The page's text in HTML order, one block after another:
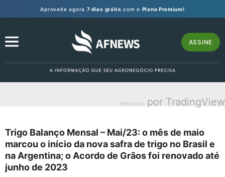
Aproveite agora 7 dias grátis com o Plano Premium!
ASSINE
Mercados por TradingView
Trigo Balanço Mensal – Mai/23: o mês de maio
marcou o início da nova safra de trigo no Brasil e
na Argentina; o Acordo de Grãos foi renovado até
junho de 2023